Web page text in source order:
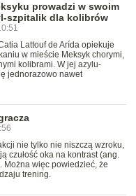
prowadzi w swoim
szpitalik dla kolibrów
Lattouf de Arída opiekuje
w mieście Meksyk chorymi,
kolibrami. W jej azylu-
jednorazowo nawet
nie tylko nie niszczą wzroku,
czułość oka na kontrast (ang.
Można więc powiedzieć, że
trening.